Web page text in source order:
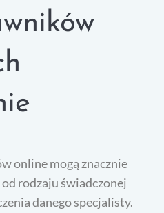
online mogą znacznie
rodzaju świadczonej
danego specjalisty.